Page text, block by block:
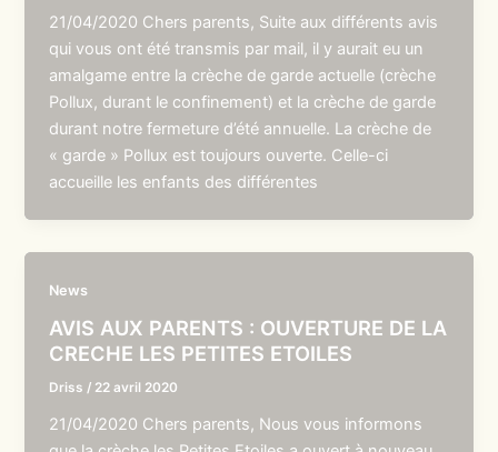
21/04/2020 Chers parents, Suite aux différents avis
qui vous ont été transmis par mail, il y aurait eu un
amalgame entre la crèche de garde actuelle (crèche
Pollux, durant le confinement) et la crèche de garde
durant notre fermeture d’été annuelle. La crèche de
« garde » Pollux est toujours ouverte. Celle-ci
accueille les enfants des différentes
News
AVIS AUX PARENTS : OUVERTURE DE LA
CRECHE LES PETITES ETOILES
Driss / 22 avril 2020
21/04/2020 Chers parents, Nous vous informons